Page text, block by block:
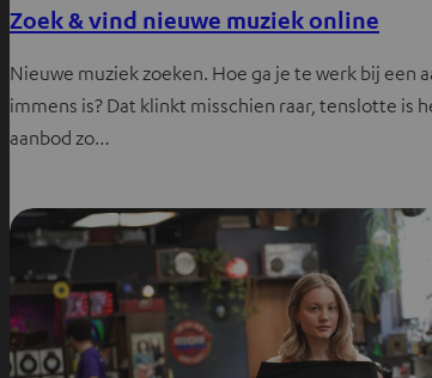
Zoek & vind nieuwe muziek online
Nieuwe muziek zoeken. Hoe ga je te werk bij een
immens is? Dat klinkt misschien raar, tenslotte is
aanbod zo…